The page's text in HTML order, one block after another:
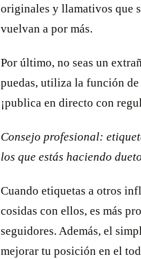
originales y llamativos que
vuelvan a por más.
Por último, no seas un
puedas, utiliza la función
¡publica en directo con
Consejo profesional:
los que estás haciendo
Cuando etiquetas a otros
cosidas con ellos, es más
seguidores. Además, el
mejorar tu posición en el